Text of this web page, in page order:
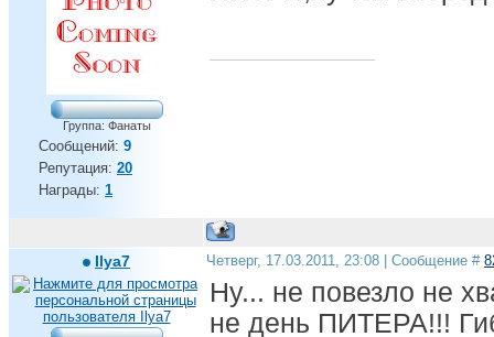
Группа: Фанаты
Сообщений: 9
Репутация: 20
Награды: 1
Ilya7 Четверг, 17.03.2011, 23:08 | Сообщение #
Ну... не повезло не
не день ПИТЕРА!!!